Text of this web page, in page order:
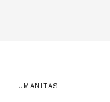
HUMANITAS